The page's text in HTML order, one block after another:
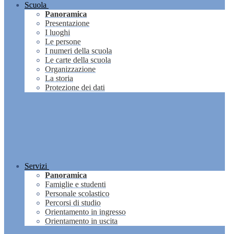
Scuola
Panoramica
Presentazione
I luoghi
Le persone
I numeri della scuola
Le carte della scuola
Organizzazione
La storia
Protezione dei dati
Servizi
Panoramica
Famiglie e studenti
Personale scolastico
Percorsi di studio
Orientamento in ingresso
Orientamento in uscita